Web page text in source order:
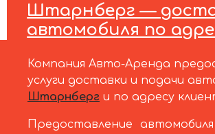
Штарнберг —
автомобиля по
Компания Авто-Аренда
услуги доставки и подачи
Штарнберг и по адресу
Предоставление